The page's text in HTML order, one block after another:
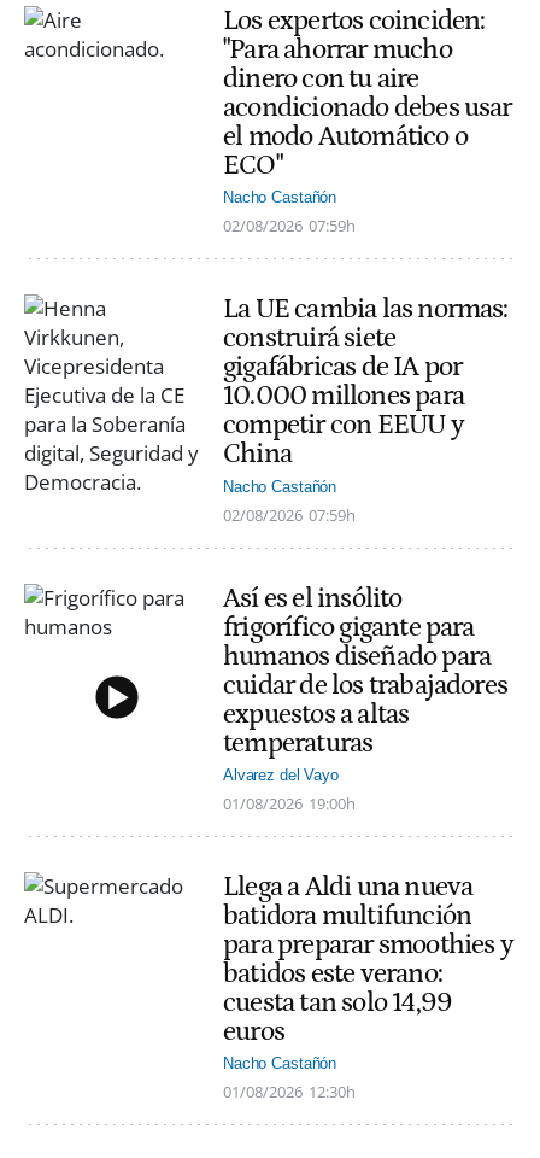
Los expertos coinciden:
"Para ahorrar mucho
dinero con tu aire
acondicionado debes usar
el modo Automático o
ECO"
Nacho Castañón
02/08/2026 07:59h
La UE cambia las normas:
construirá siete
gigafábricas de IA por
10.000 millones para
competir con EEUU y
China
Nacho Castañón
02/08/2026 07:59h
Así es el insólito
frigorífico gigante para
humanos diseñado para
cuidar de los trabajadores
expuestos a altas
temperaturas
Alvarez del Vayo
01/08/2026 19:00h
Llega a Aldi una nueva
batidora multifunción
para preparar smoothies y
batidos este verano:
cuesta tan solo 14,99
euros
Nacho Castañón
01/08/2026 12:30h